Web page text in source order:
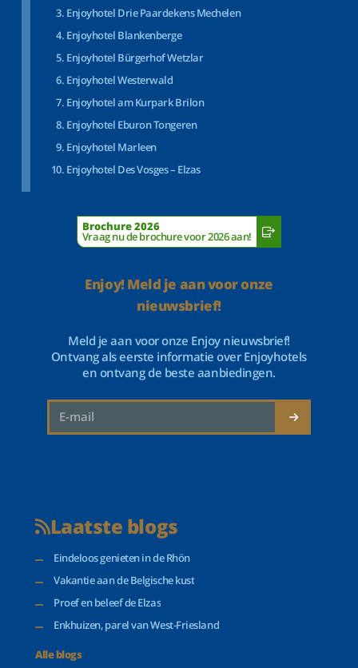
Enjoyhotel Drie Paardekens Mechelen
Enjoyhotel Blankenberge
Enjoyhotel Bürgerhof Wetzlar
Enjoyhotel Westerwald
Enjoyhotel am Kurpark Brilon
Enjoyhotel Eburon Tongeren
Enjoyhotel Marleen
Enjoyhotel Des Vosges – Elzas
Brochure 2026
Vraag nu de brochure voor 2026 aan!
Enjoy! Meld je aan voor onze
nieuwsbrief!
Meld je aan voor onze Enjoy nieuwsbrief!
Ontvang als eerste informatie over Enjoyhotels
en ontvang de beste aanbiedingen.
Laatste blogs
Eindeloos genieten in de Rhön
Vakantie aan de Belgische kust
Proef en beleef de Elzas
Enkhuizen, parel van West-Friesland
Alle blogs